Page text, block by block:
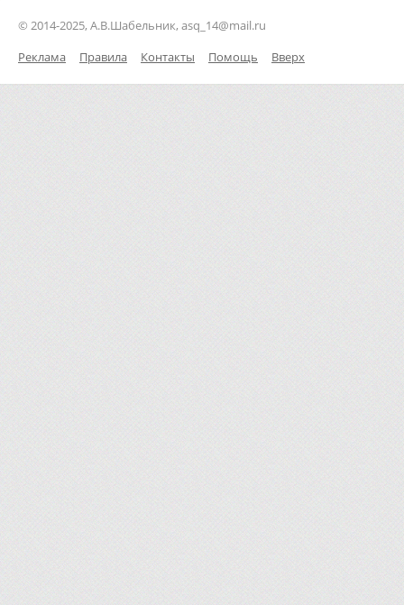
© 2014-2025, А.В.Шабельник, asq_14@mail.ru
Реклама
Правила Контакты Помощь Вверх